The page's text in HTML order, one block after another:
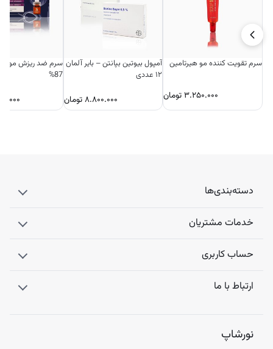
سرم تقویت کننده مو هیرتامین
۳.۲۵۰.۰۰۰ تومان
آمپول بیوتین بپانتن – بایر آلمان
۱۲ عددی
۸.۸۰۰.۰۰۰تومان
سرم ضد ریزش مو
87%
دسته‌بندی‌ها
خدمات مشتریان
حساب کاربری
ارتباط با ما
نورشاپ